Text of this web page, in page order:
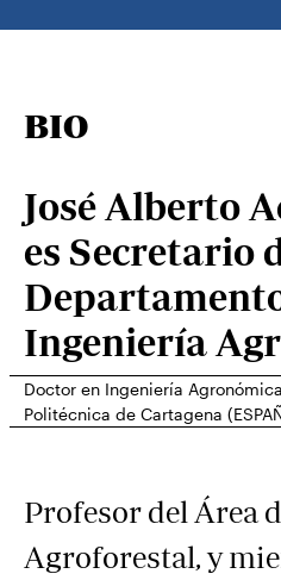
BIO
José Alberto
es Secretario
Ingeniería
Doctor en Ingeniería
Politécnica de Cartagena
Profesor del Área
Agroforestal, y